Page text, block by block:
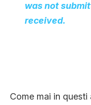
was not
received.
Come mai in questi